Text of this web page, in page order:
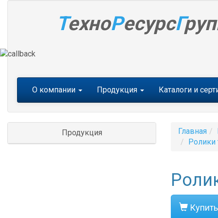
ТехноРесурсГ
О компании Продукция Каталоги и
Продукция Главная
Ролики
Купить